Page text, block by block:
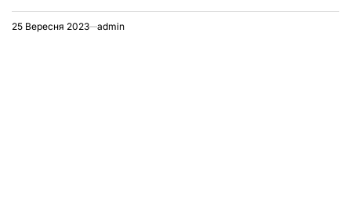
25 Вересня 2023 admin